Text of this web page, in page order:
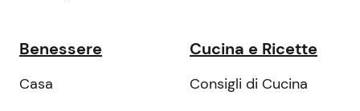
Benessere
Casa
Cucina e Ricette
Consigli di Cucina